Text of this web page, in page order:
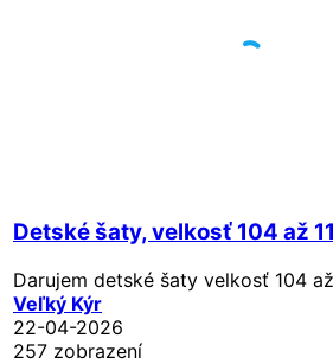
Detské šaty, velkosť 104 až
Darujem detské šaty velkosť 104
Veľký Kýr
22-04-2026
257 zobrazení